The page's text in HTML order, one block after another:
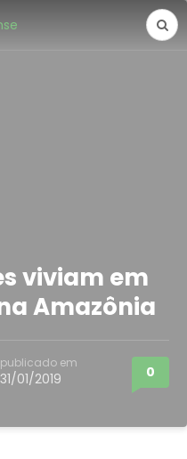
viviam em
Amazônia
publicado em
31/01/2019 0